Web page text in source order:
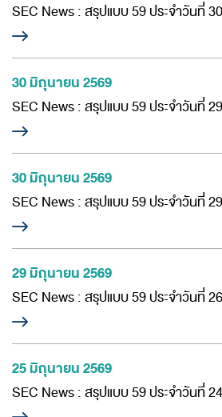
SEC News : สรุปแบบ 59 ประจำวันที่
30 มิถุนายน 2569
SEC News : สรุปแบบ 59 ประจำวันที่
30 มิถุนายน 2569
SEC News : สรุปแบบ 59 ประจำวันที่
29 มิถุนายน 2569
SEC News : สรุปแบบ 59 ประจำวันที่
25 มิถุนายน 2569
SEC News : สรุปแบบ 59 ประจำวันที่